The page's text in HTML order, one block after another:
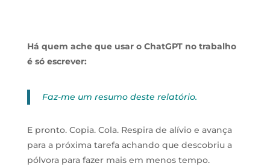
Há quem ache que usar o ChatGPT no trabalho
é só escrever:
Faz-me um resumo deste relatório.
E pronto. Copia. Cola. Respira de alívio e avança
para a próxima tarefa achando que descobriu a
pólvora para fazer mais em menos tempo.